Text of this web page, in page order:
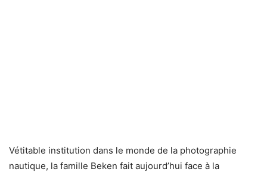
Vétitable institution dans le monde de la photographie
nautique, la famille Beken fait aujourd’hui face à la